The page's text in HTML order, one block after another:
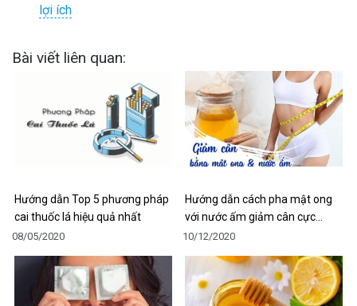
lợi ích
Bài viết liên quan:
Hướng dẫn Top 5 phương pháp
cai thuốc lá hiệu quả nhất
08/05/2020
Hướng dẫn cách pha mật ong
với nước ấm giảm cân cực…
10/12/2020